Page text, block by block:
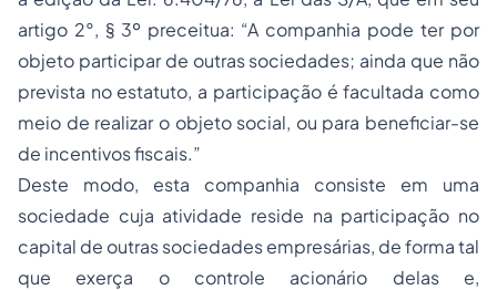
artigo 2°, § 3º preceitua: “A companhia pode ter por
objeto participar de outras sociedades; ainda que não
prevista no estatuto, a participação é facultada como
meio de realizar o objeto social, ou para beneficiar-se
de incentivos fiscais.”
Deste modo, esta companhia consiste em uma
sociedade cuja atividade reside na participação no
capital de outras sociedades empresárias, de forma tal
que exerça o controle acionário delas e,